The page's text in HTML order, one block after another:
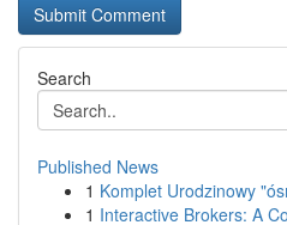
Search
Published News
1 Komplet Urodzinowy
1 Interactive Brokers: A